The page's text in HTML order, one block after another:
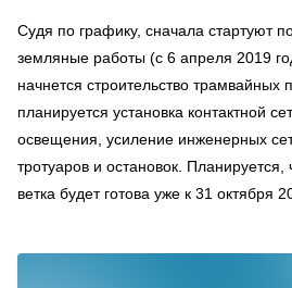
Судя по графику, сначала стартуют
земляные работы (с 6 апреля 2019
начнется строительство трамвайных
планируется установка контактной
освещения, усиление инженерных
тротуаров и остановок.
ветка будет готова уже к 31 октября